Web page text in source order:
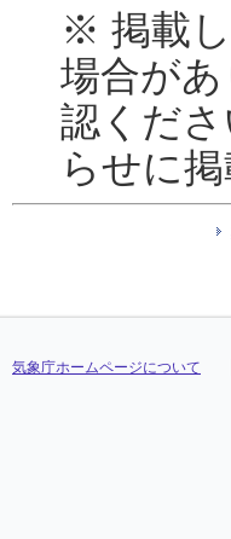
※ 掲載
場合が
認くだ
らせに掲
気象庁ホームページについて